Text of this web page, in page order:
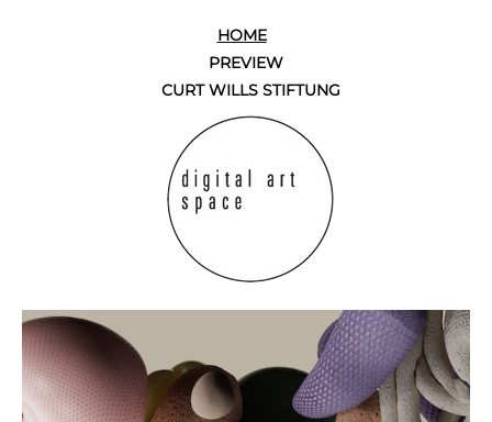
HOME
PREVIEW
CURT WILLS STIFTUNG